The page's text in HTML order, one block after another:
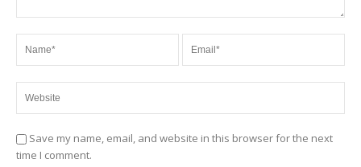
Save my name, email, and website in this browser for the next
time I comment.